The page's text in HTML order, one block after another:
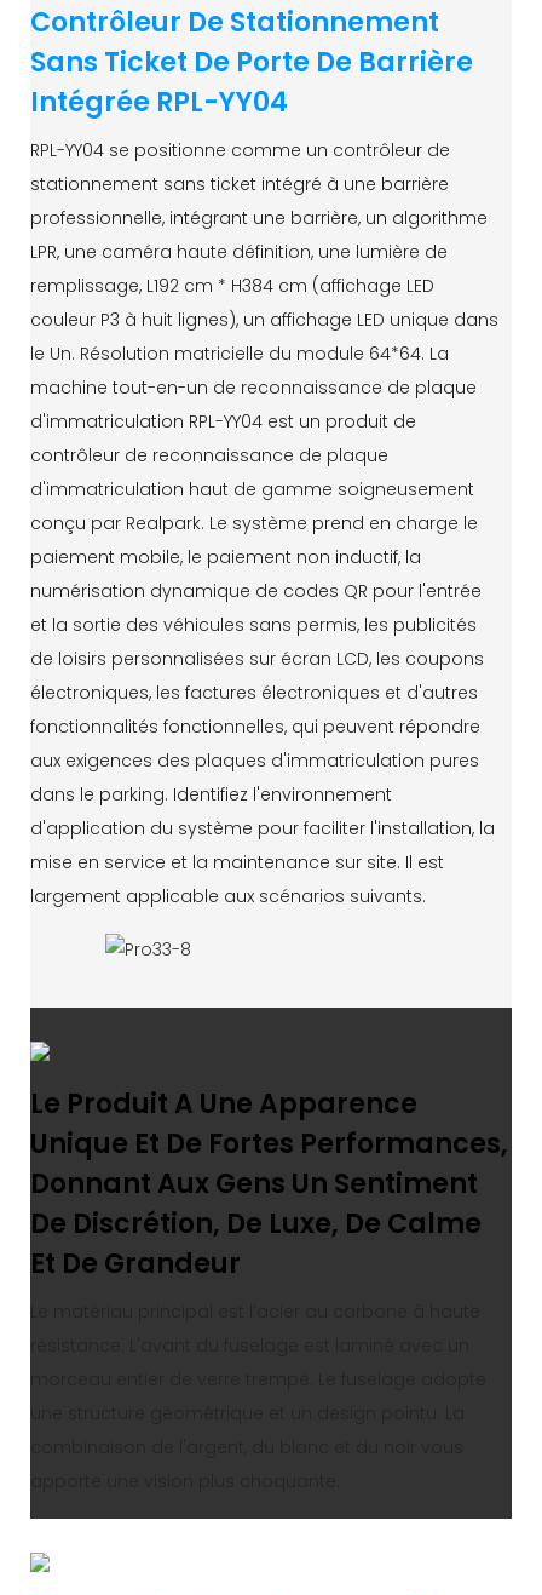
Contrôleur De Stationnement
Sans Ticket De Porte De Barrière
Intégrée RPL-YY04
RPL-YY04 se positionne comme un contrôleur de
stationnement sans ticket intégré à une barrière
professionnelle, intégrant une barrière, un algorithme
LPR, une caméra haute définition, une lumière de
remplissage, L192 cm * H384 cm (affichage LED
couleur P3 à huit lignes), un affichage LED unique dans
le Un. Résolution matricielle du module 64*64. La
machine tout-en-un de reconnaissance de plaque
d'immatriculation RPL-YY04 est un produit de
contrôleur de reconnaissance de plaque
d'immatriculation haut de gamme soigneusement
conçu par Realpark. Le système prend en charge le
paiement mobile, le paiement non inductif, la
numérisation dynamique de codes QR pour l'entrée
et la sortie des véhicules sans permis, les publicités
de loisirs personnalisées sur écran LCD, les coupons
électroniques, les factures électroniques et d'autres
fonctionnalités fonctionnelles, qui peuvent répondre
aux exigences des plaques d'immatriculation pures
dans le parking. Identifiez l'environnement
d'application du système pour faciliter l'installation, la
mise en service et la maintenance sur site. Il est
largement applicable aux scénarios suivants.
Le Produit A Une Apparence
Unique Et De Fortes Performances,
Donnant Aux Gens Un Sentiment
De Discrétion, De Luxe, De Calme
Et De Grandeur